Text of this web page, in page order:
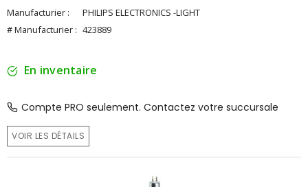
Manufacturier :
PHILIPS ELECTRONICS -LIGHT
# Manufacturier : 423889
En inventaire
Compte PRO seulement. Contactez votre succursale
VOIR LES DÉTAILS